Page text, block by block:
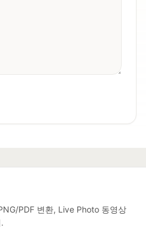
PDF 변환, Live Photo 동영상